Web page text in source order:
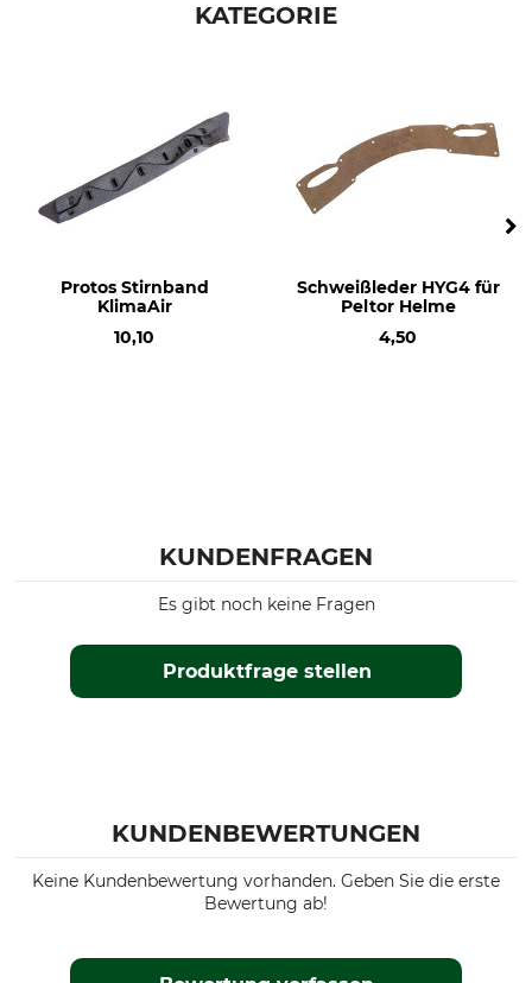
KATEGORIE
Protos Stirnband
KlimaAir
10,10
Schweißleder HYG4 für
Peltor Helme
4,50
KUNDENFRAGEN
Produktfrage stellen
Es gibt noch keine Fragen
KUNDENBEWERTUNGEN
Keine Kundenbewertung vorhanden. Geben Sie die erste
Bewertung ab!